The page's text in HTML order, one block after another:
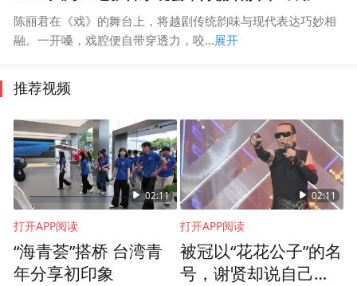
陈丽君在《戏》的舞台上，将越剧传统韵味与现代表达巧妙相
融。一开嗓，戏腔便自带穿透力，咬...展开
推荐视频
02:11
打开APP阅读
“海青荟”搭桥 台湾青
年分享初印象
02:11
打开APP阅读
被冠以“花花公子”的名
号，谢贤却说自己对